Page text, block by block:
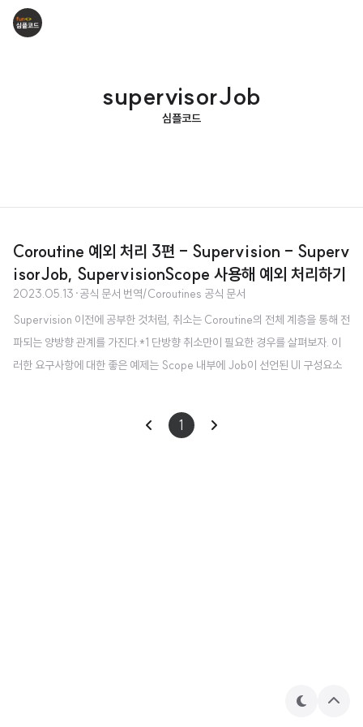
supervisorJob
심플코드
Coroutine 예외 처리 3편 - Supervision - Superv
isorJob, SupervisionScope 사용해 예외 처리하기
2023.05.13 ·공식 문서 번역/Coroutines 공식 문서
Supervision 이전에 공부한 것처럼, 취소는 Coroutine의 전체 계층을 통해 전
파되는 양방향 관계를 가진다.*1 단방향 취소만이 필요한 경우를 살펴보자. 이
러한 요구사항에 대한 좋은 예제는 Scope 내부에 Job이 선언된 UI 구성요소
(효과적으로 종료)하는 것은 필수적이지 않다. 하지만, UI 구성요소가 파괴되면
(그리고 그 Job이 취소되면), 더이상 결과값이 필요 없기 때문에 모든 자식 Jo
1
테
상